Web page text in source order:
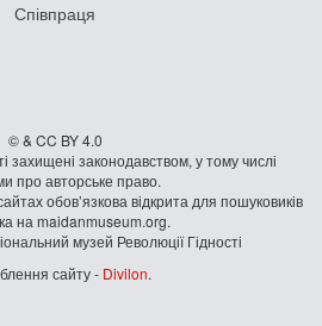
Співпраця
© & CC BY 4.0
захищені законодавством, у тому числі
про авторське право.
обов’язкова відкрита для пошуковиків
на maidanmuseum.org.
музей Революції Гідності
сайту - Divilon.